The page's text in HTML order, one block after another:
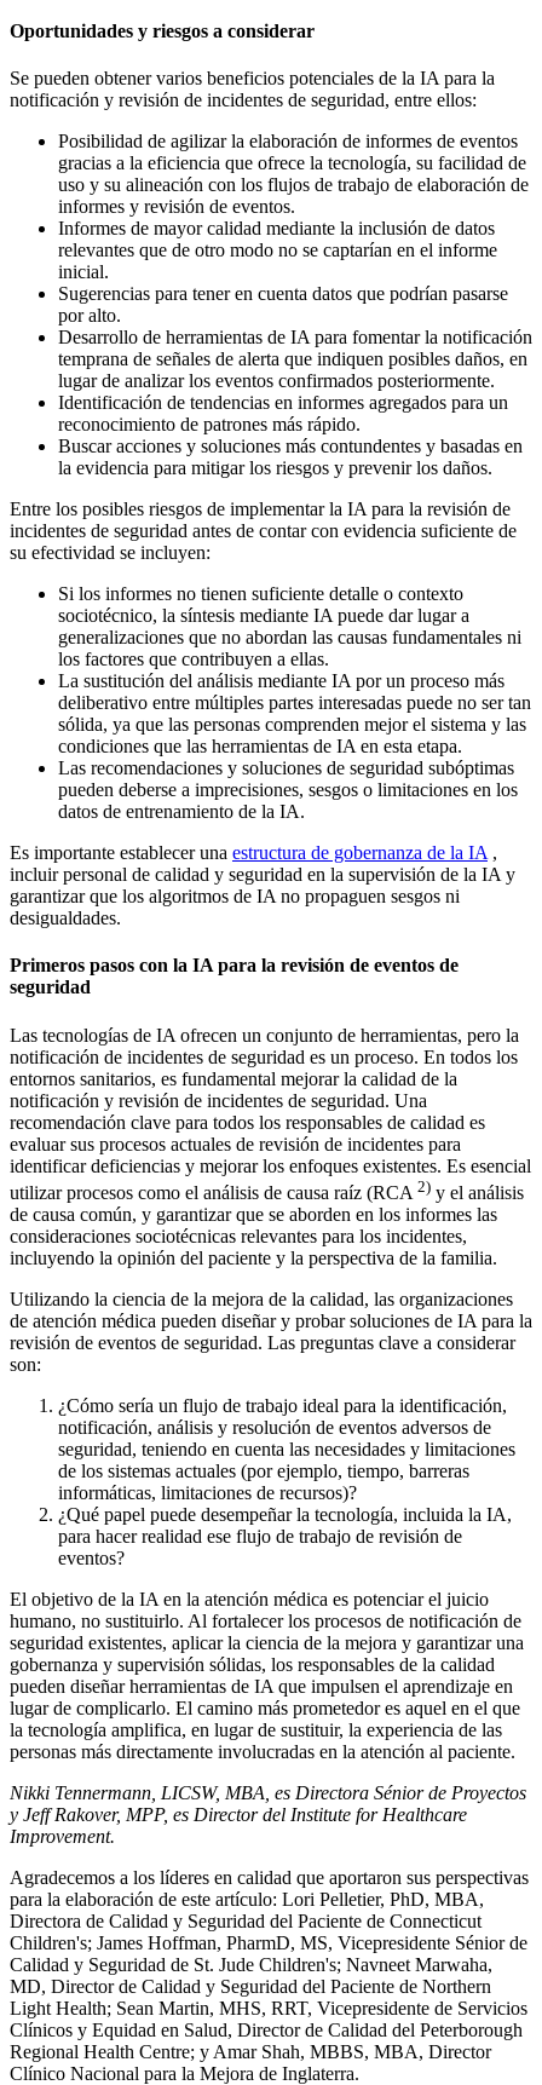
Oportunidades y riesgos a considerar
Se pueden obtener varios beneficios potenciales de la IA para la
notificación y revisión de incidentes de seguridad, entre ellos:
Posibilidad de agilizar la elaboración de informes de eventos
gracias a la eficiencia que ofrece la tecnología, su facilidad de
uso y su alineación con los flujos de trabajo de elaboración de
informes y revisión de eventos.
Informes de mayor calidad mediante la inclusión de datos
relevantes que de otro modo no se captarían en el informe
inicial.
Sugerencias para tener en cuenta datos que podrían pasarse
por alto.
Desarrollo de herramientas de IA para fomentar la notificación
temprana de señales de alerta que indiquen posibles daños, en
lugar de analizar los eventos confirmados posteriormente.
Identificación de tendencias en informes agregados para un
reconocimiento de patrones más rápido.
Buscar acciones y soluciones más contundentes y basadas en
la evidencia para mitigar los riesgos y prevenir los daños.
Entre los posibles riesgos de implementar la IA para la revisión de
incidentes de seguridad antes de contar con evidencia suficiente de
su efectividad se incluyen:
Si los informes no tienen suficiente detalle o contexto
sociotécnico, la síntesis mediante IA puede dar lugar a
generalizaciones que no abordan las causas fundamentales ni
los factores que contribuyen a ellas.
La sustitución del análisis mediante IA por un proceso más
deliberativo entre múltiples partes interesadas puede no ser tan
sólida, ya que las personas comprenden mejor el sistema y las
condiciones que las herramientas de IA en esta etapa.
Las recomendaciones y soluciones de seguridad subóptimas
pueden deberse a imprecisiones, sesgos o limitaciones en los
datos de entrenamiento de la IA.
Es importante establecer una estructura de gobernanza de la IA ,
incluir personal de calidad y seguridad en la supervisión de la IA y
garantizar que los algoritmos de IA no propaguen sesgos ni
desigualdades.
Primeros pasos con la IA para la revisión de eventos de
seguridad
Las tecnologías de IA ofrecen un conjunto de herramientas, pero la
notificación de incidentes de seguridad es un proceso. En todos los
entornos sanitarios, es fundamental mejorar la calidad de la
notificación y revisión de incidentes de seguridad. Una
recomendación clave para todos los responsables de calidad es
evaluar sus procesos actuales de revisión de incidentes para
identificar deficiencias y mejorar los enfoques existentes. Es esencial
utilizar procesos como el análisis de causa raíz (RCA 2) y el análisis
de causa común, y garantizar que se aborden en los informes las
consideraciones sociotécnicas relevantes para los incidentes,
incluyendo la opinión del paciente y la perspectiva de la familia.
Utilizando la ciencia de la mejora de la calidad, las organizaciones
de atención médica pueden diseñar y probar soluciones de IA para la
revisión de eventos de seguridad. Las preguntas clave a considerar
son:
¿Cómo sería un flujo de trabajo ideal para la identificación,
notificación, análisis y resolución de eventos adversos de
seguridad, teniendo en cuenta las necesidades y limitaciones
de los sistemas actuales (por ejemplo, tiempo, barreras
informáticas, limitaciones de recursos)?
¿Qué papel puede desempeñar la tecnología, incluida la IA,
para hacer realidad ese flujo de trabajo de revisión de
eventos?
El objetivo de la IA en la atención médica es potenciar el juicio
humano, no sustituirlo. Al fortalecer los procesos de notificación de
seguridad existentes, aplicar la ciencia de la mejora y garantizar una
gobernanza y supervisión sólidas, los responsables de la calidad
pueden diseñar herramientas de IA que impulsen el aprendizaje en
lugar de complicarlo. El camino más prometedor es aquel en el que
la tecnología amplifica, en lugar de sustituir, la experiencia de las
personas más directamente involucradas en la atención al paciente.
Nikki Tennermann, LICSW, MBA, es Directora Sénior de Proyectos
y Jeff Rakover, MPP, es Director del Institute for Healthcare
Improvement.
Agradecemos a los líderes en calidad que aportaron sus perspectivas
para la elaboración de este artículo: Lori Pelletier, PhD, MBA,
Directora de Calidad y Seguridad del Paciente de Connecticut
Children's; James Hoffman, PharmD, MS, Vicepresidente Sénior de
Calidad y Seguridad de St. Jude Children's; Navneet Marwaha,
MD, Director de Calidad y Seguridad del Paciente de Northern
Light Health; Sean Martin, MHS, RRT, Vicepresidente de Servicios
Clínicos y Equidad en Salud, Director de Calidad del Peterborough
Regional Health Centre; y Amar Shah, MBBS, MBA, Director
Clínico Nacional para la Mejora de Inglaterra.